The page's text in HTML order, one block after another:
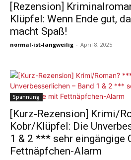
[Rezension]
Klüpfel: Wenn Ende gut,
macht Spaß!
normal-ist-langweilig - April 8, 2025
Spannung
[Kurz-Rezension] Krimi/
Kobr/Klüpfel: Die
1 & 2 *** sehr eingängige
Fettnäpfchen-Alarm